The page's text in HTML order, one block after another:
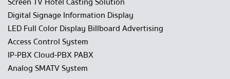
Digital Signage Information Display
LED Full Color Display Billboard Advertising
Access Control System
IP-PBX Cloud-PBX PABX
Analog SMATV System